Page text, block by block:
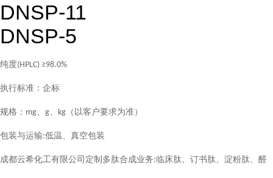
DNSP-11
DNSP-5
纯度(HPLC) ≥98.0%
执行标准：企标
规格： mg、 g、 kg （ 以客户要求为准）
包装与运输:低温、真空包装
成都云希化工有限公司定制多肽合成业务:临床肽、订书肽、淀粉肽、醛